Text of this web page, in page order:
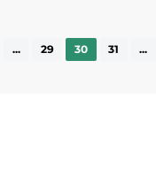
... 29 30 31 ...